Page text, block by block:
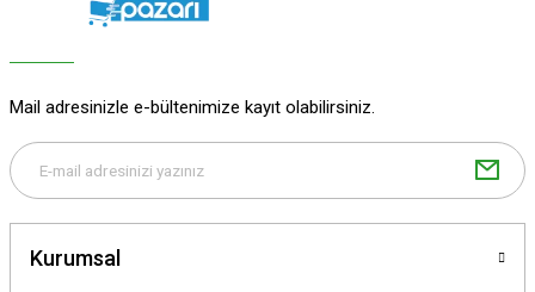
Ürün bilgilerinde hatalar bulunuyor.
Mail adresinizle e-bültenimize kayıt olabilirsiniz.
Kurumsal